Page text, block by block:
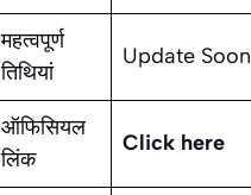
महत्वपूर्ण
तिथियां
Update Soon
ऑफिसियल
लिंक
Click here